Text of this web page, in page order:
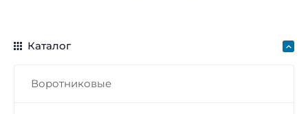
Каталог
Воротниковые